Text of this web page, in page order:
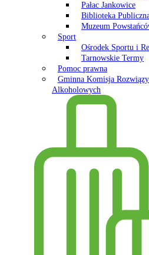
Pałac Jankowice
Biblioteka
Muzeum
Sport
Ośrodek Sportu i
Tarnowskie Termy
Pomoc prawna
Gminna Komisja
Alkoholowych